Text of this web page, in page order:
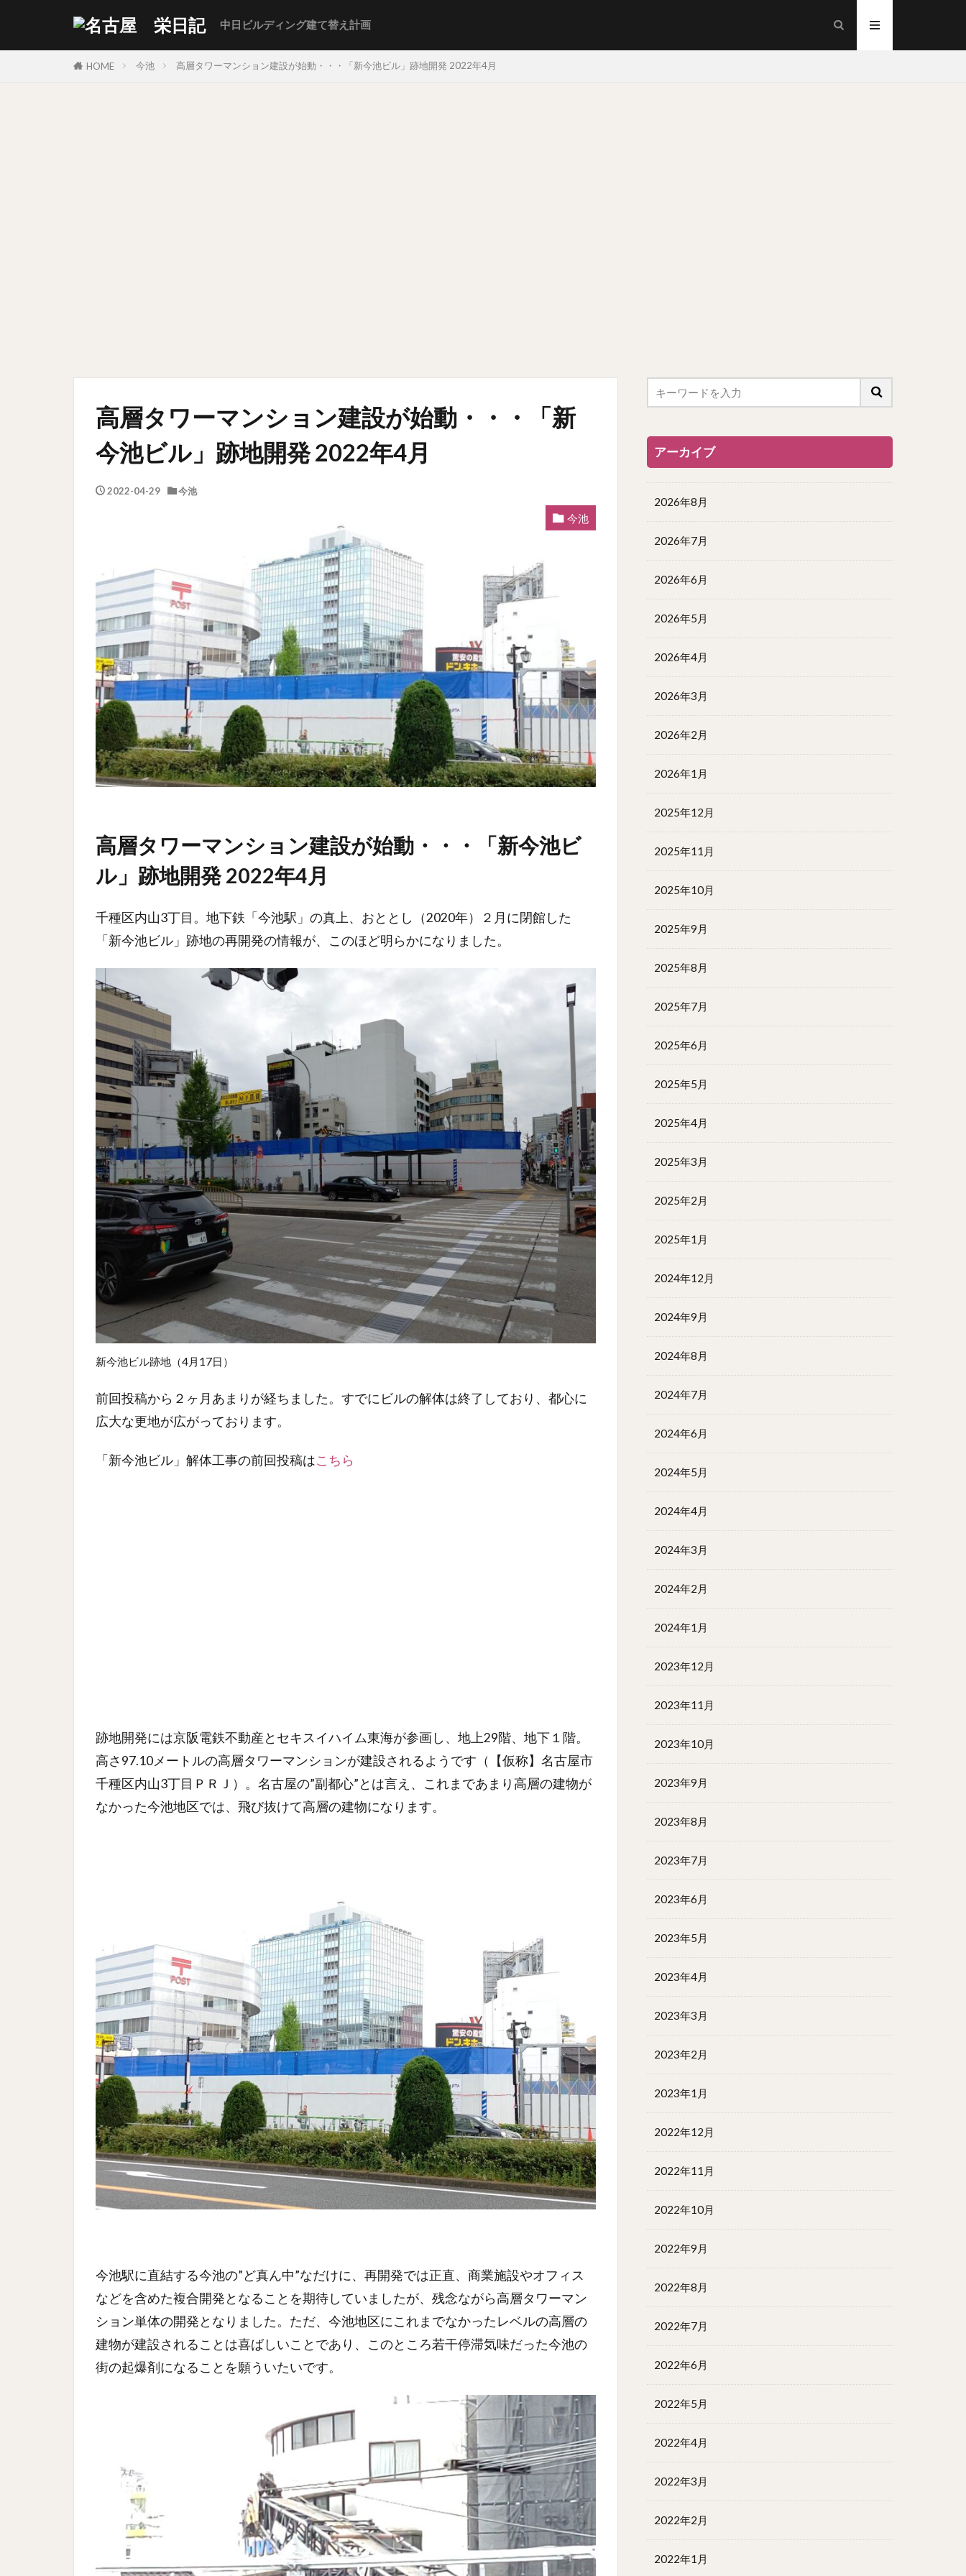
中日ビルディング建て替え計画
HOME 今池 高層タワーマンション建設が始動・・・「新今池ビル」跡地開発 2022年4月
高層タワーマンション建設が始動・・・「新
今池ビル」跡地開発 2022年4月
2022-04-29 今池
今池
高層タワーマンション建設が始動・・・「新今池ビ
ル」跡地開発 2022年4月
千種区内山3丁目。地下鉄「今池駅」の真上、おととし（2020年）２月に閉館した
「新今池ビル」跡地の再開発の情報が、このほど明らかになりました。
新今池ビル跡地（4月17日）
前回投稿から２ヶ月あまりが経ちました。すでにビルの解体は終了しており、都心に
広大な更地が広がっております。
「新今池ビル」解体工事の前回投稿はこちら
跡地開発には京阪電鉄不動産とセキスイハイム東海が参画し、地上29階、地下１階。
高さ97.10メートルの高層タワーマンションが建設されるようです（【仮称】名古屋市
千種区内山3丁目ＰＲＪ）。名古屋の”副都心”とは言え、これまであまり高層の建物が
なかった今池地区では、飛び抜けて高層の建物になります。
今池駅に直結する今池の”ど真ん中”なだけに、再開発では正直、商業施設やオフィス
などを含めた複合開発となることを期待していましたが、残念ながら高層タワーマン
ション単体の開発となりました。ただ、今池地区にこれまでなかったレベルの高層の
建物が建設されることは喜ばしいことであり、このところ若干停滞気味だった今池の
街の起爆剤になることを願ういたいです。
アーカイブ
2026年8月
2026年7月
2026年6月
2026年5月
2026年4月
2026年3月
2026年2月
2026年1月
2025年12月
2025年11月
2025年10月
2025年9月
2025年8月
2025年7月
2025年6月
2025年5月
2025年4月
2025年3月
2025年2月
2025年1月
2024年12月
2024年9月
2024年8月
2024年7月
2024年6月
2024年5月
2024年4月
2024年3月
2024年2月
2024年1月
2023年12月
2023年11月
2023年10月
2023年9月
2023年8月
2023年7月
2023年6月
2023年5月
2023年4月
2023年3月
2023年2月
2023年1月
2022年12月
2022年11月
2022年10月
2022年9月
2022年8月
2022年7月
2022年6月
2022年5月
2022年4月
2022年3月
2022年2月
2022年1月